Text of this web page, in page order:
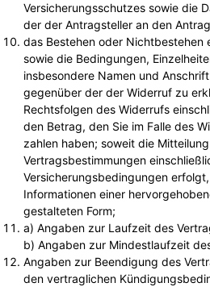
Versicherungsschutzes sowie die
der der Antragsteller an den
das Bestehen oder Nichtbestehen
sowie die Bedingungen,
insbesondere Namen und
gegenüber der der Widerruf zu
Rechtsfolgen des Widerrufs
den Betrag, den Sie im Falle des
zahlen haben; soweit die
Vertragsbestimmungen
Versicherungsbedingungen
Informationen einer
gestalteten Form;
a) Angaben zur Laufzeit des
b) Angaben zur Mindestlaufzeit
Angaben zur Beendigung des
den vertraglichen